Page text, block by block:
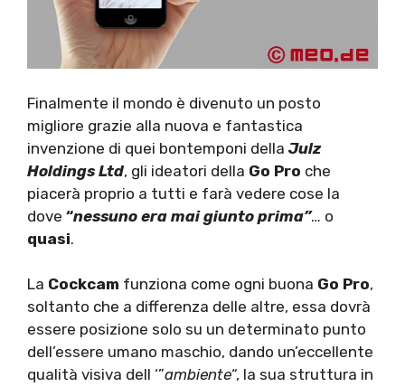
Finalmente il mondo è divenuto un posto
migliore grazie alla nuova e fantastica
invenzione di quei bontemponi della Julz
Holdings Ltd, gli ideatori della Go Pro che
piacerà proprio a tutti e farà vedere cose la
dove “nessuno era mai giunto prima”… o
quasi.
La Cockcam funziona come ogni buona Go Pro,
soltanto che a differenza delle altre, essa dovrà
essere posizione solo su un determinato punto
dell’essere umano maschio, dando un’eccellente
qualità visiva dell ‘”ambiente“, la sua struttura in